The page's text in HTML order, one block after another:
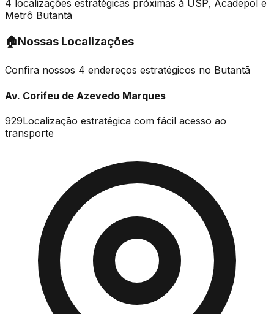
4 localizações estratégicas próximas à USP, Acadepol e
Metrô Butantã
🏠Nossas Localizações
Confira nossos 4 endereços estratégicos no Butantã
Av. Corifeu de Azevedo Marques
929Localização estratégica com fácil acesso ao
transporte